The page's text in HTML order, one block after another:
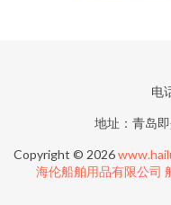
电
地址：青岛
Copyright © 2026
海伦船舶用品有限公司